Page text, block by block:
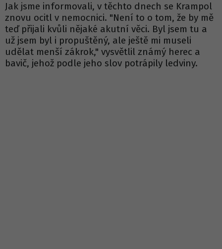
Jak jsme informovali, v těchto dnech se Krampol
znovu ocitl v nemocnici. "Není to o tom, že by mě
teď přijali kvůli nějaké akutní věci. Byl jsem tu a
už jsem byl i propuštěný, ale ještě mi museli
udělat menší zákrok," vysvětlil známý herec a
bavič, jehož podle jeho slov potrápily ledviny.